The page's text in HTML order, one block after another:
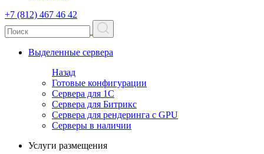
+7 (812) 467 46 42
Выделенные сервера
Назад
Готовые конфигурации
Сервера для 1С
Сервера для Битрикс
Сервера для рендеринга с GPU
Серверы в наличии
Услуги размещения